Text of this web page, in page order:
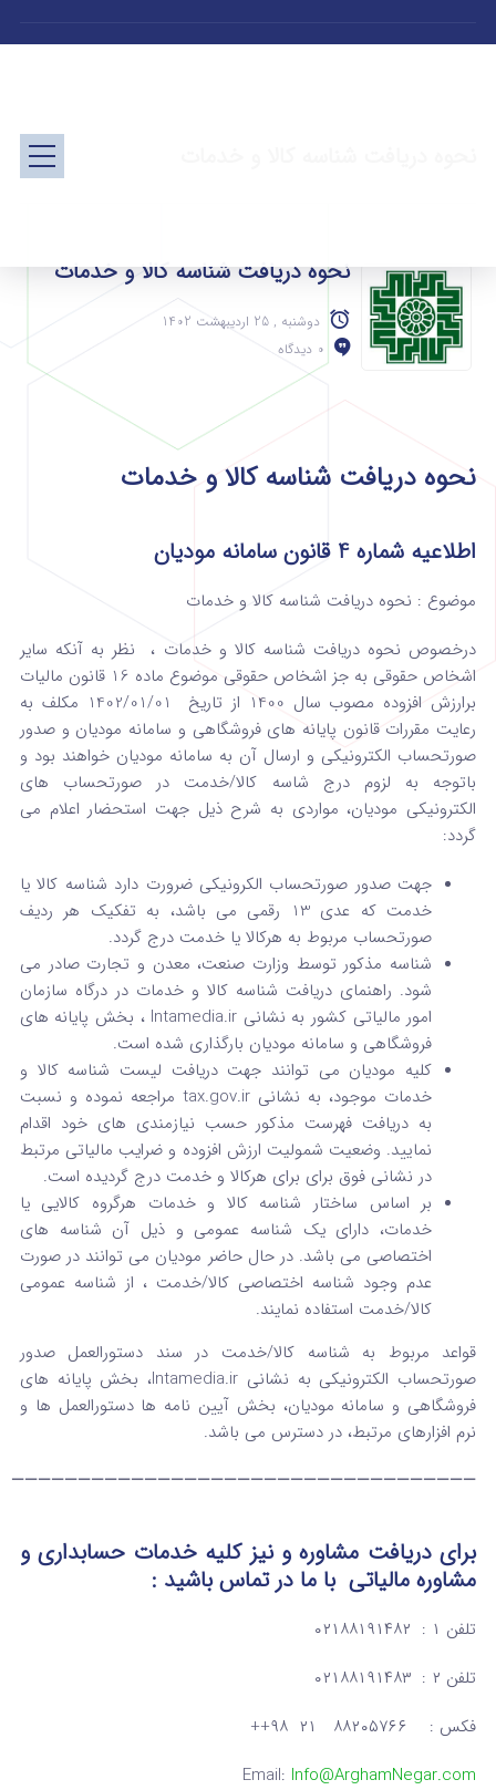
نحوه دریافت شناسه کالا و خدمات
دوشنبه , 25 اردیبهشت 1402
0 دیدگاه
نحوه دریافت شناسه کالا و خدمات
اطلاعیه شماره 4 قانون سامانه مودیان
موضوع : نحوه دریافت شناسه کالا و خدمات
درخصوص نحوه دریافت شناسه کالا و خدمات ، نظر به آنکه سایر
اشخاص حقوقی به جز اشخاص حقوقی موضوع ماده 16 قانون مالیات
برارزش افزوده مصوب سال 1400 از تاریخ 1402/01/01 مکلف به
رعایت مقررات قانون پایانه های فروشگاهی و سامانه مودیان و صدور
صورتحساب الکترونیکی و ارسال آن به سامانه مودیان خواهند بود و
باتوجه به لزوم درج شاسه کالا/خدمت در صورتحساب های
الکترونیکی مودیان، مواردی به شرح ذیل جهت استحضار اعلام می
گردد:
جهت صدور صورتحساب الکرونیکی ضرورت دارد شناسه کالا یا
خدمت که عدی 13 رقمی می باشد، به تفکیک هر ردیف
صورتحساب مربوط به هرکالا یا خدمت درج گردد.
شناسه مذکور توسط وزارت صنعت، معدن و تجارت صادر می
شود. راهنمای دریافت شناسه کالا و خدمات در درگاه سازمان
امور مالیاتی کشور به نشانی Intamedia.ir ، بخش پایانه های
فروشگاهی و سامانه مودیان بارگذاری شده است.
کلیه مودیان می توانند جهت دریافت لیست شناسه کالا و
خدمات موجود، به نشانی tax.gov.ir مراجعه نموده و نسبت
به دریافت فهرست مذکور حسب نیازمندی های خود اقدام
نمایید. وضعیت شمولیت ارزش افزوده و ضرایب مالیاتی مرتبط
در نشانی فوق برای برای هرکالا و خدمت درج گردیده است.
بر اساس ساختار شناسه کالا و خدمات هرگروه کالایی یا
خدمات، دارای یک شناسه عمومی و ذیل آن شناسه های
اختصاصی می باشد. در حال حاضر مودیان می توانند در صورت
عدم وجود شناسه اختصاصی کالا/خدمت ، از شناسه عمومی
کالا/خدمت استفاده نمایند.
قواعد مربوط به شناسه کالا/خدمت در سند دستورالعمل صدور
صورتحساب الکترونیکی به نشانی Intamedia.ir، بخش پایانه های
فروشگاهی و سامانه مودیان، بخش آیین نامه ها دستورالعمل ها و
نرم افزارهای مرتبط، در دسترس می باشد.
———————————————————————————————————
برای دریافت مشاوره و نیز کلیه خدمات حسابداری و
مشاوره مالیاتیبا ما در تماسباشید :
تلفن ۱ : ۰۲۱۸۸۱۹۱۴۸۲
تلفن ۲ : ۰۲۱۸۸۱۹۱۴۸۳
فکس : ۸۸۲۰۵۷۶۶ ۲۱ ۹۸++
Email: Info@ArghamNegar.com